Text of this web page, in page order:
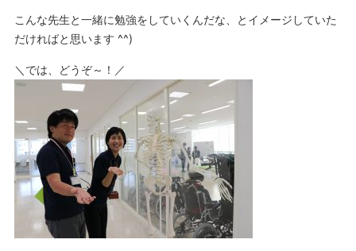
こんな先生と一緒に勉強をしていくんだな、とイメージしていた
だければと思います ^^)
＼では、どうぞ～！／